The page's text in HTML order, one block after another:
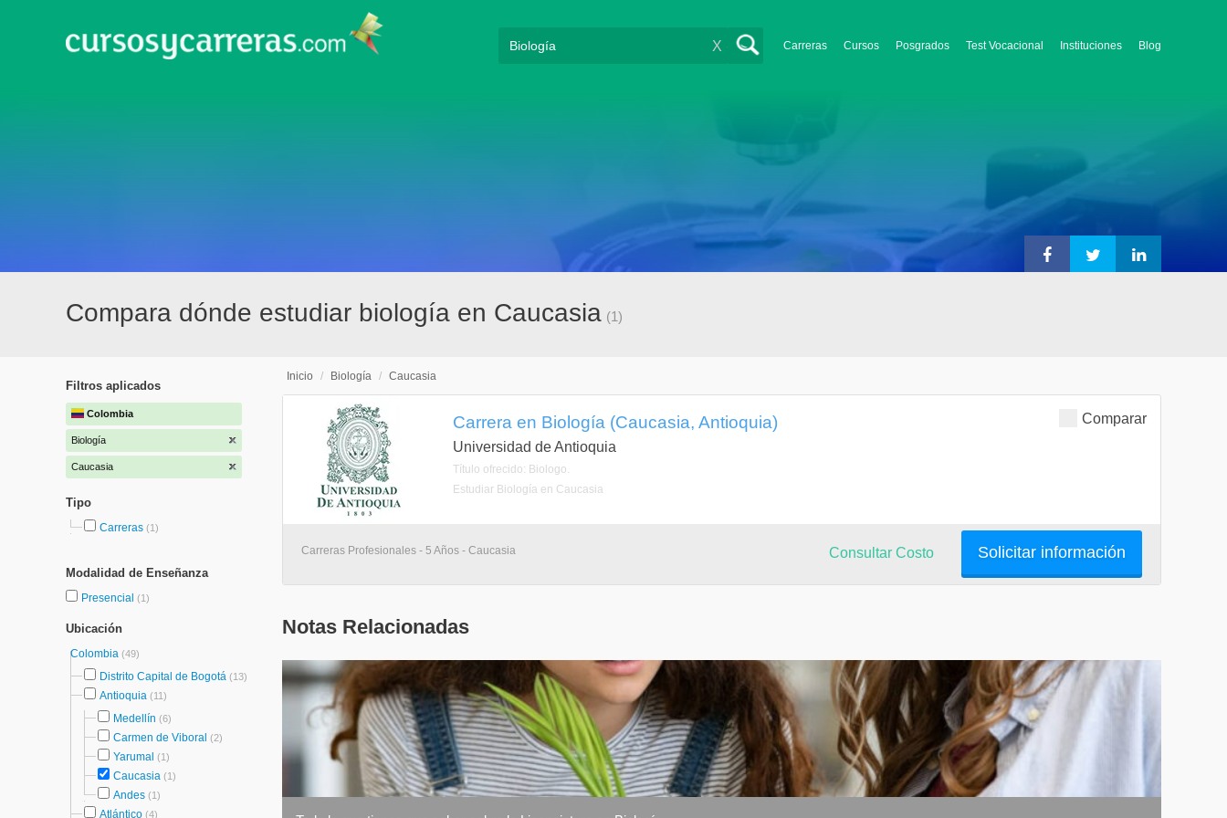
Carreras Cursos Posgrados Test Vocacional Instituciones Blog
X
Compara dónde estudiar biología en Caucasia (1)
Filtros aplicados
Colombia
Biología
Caucasia
Tipo
Carreras (1)
Modalidad de Enseñanza
Presencial (1)
Ubicación
Colombia (49)
Distrito Capital de Bogotá (13)
Antioquia (11)
Medellín (6)
Carmen de Viboral (2)
Yarumal (1)
Caucasia (1)
Andes (1)
Atlántico (4)
Inicio / Biología / Caucasia
Comparar
Carrera en Biología (Caucasia, Antioquia)
Universidad de Antioquia
Título ofrecido: Biologo.
Estudiar Biología en Caucasia
Carreras Profesionales - 5 Años - Caucasia Solicitar información
Consultar Costo
Notas Relacionadas